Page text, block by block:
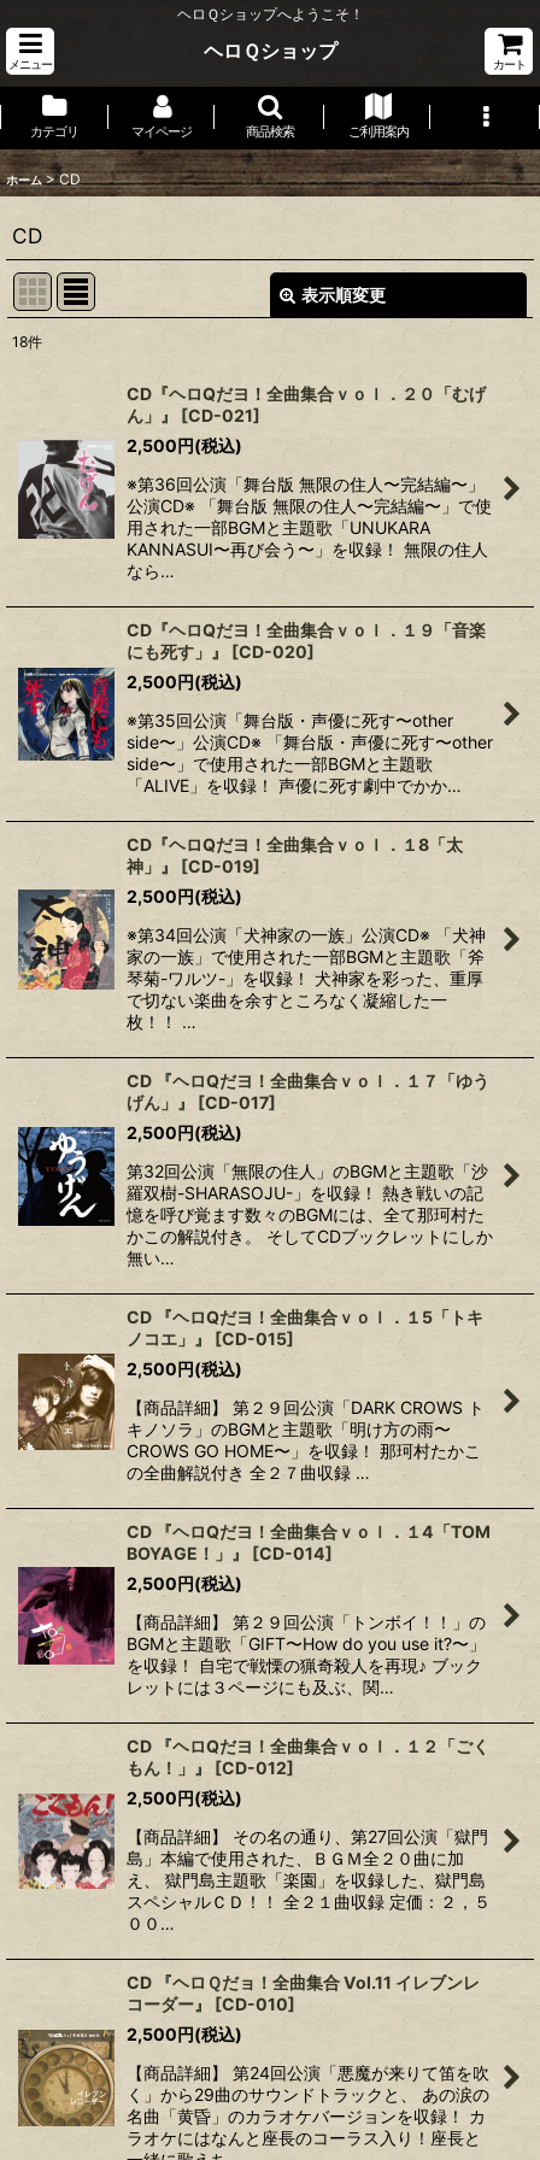
ヘロＱショップへようこそ！
メニュー
ヘロＱショップ
カート
カテゴリ マイページ 商品検索 ご利用案内
ホーム > CD
CD
表示順変更
絞り込む
18件
CD『ヘロQだヨ！全曲集合ｖｏｌ．２０「むげ
ん」』
[CD-021]
2,500円(税込)
※第36回公演「舞台版 無限の住人〜完結編〜」
公演CD※ 「舞台版 無限の住人〜完結編〜」で使
用された一部BGMと主題歌「UNUKARA
KANNASUI〜再び会う〜」を収録！ 無限の住人
なら…
CD『ヘロQだヨ！全曲集合ｖｏｌ．１９「音楽
にも死す」』
[CD-020]
2,500円(税込)
※第35回公演「舞台版・声優に死す〜other
side〜」公演CD※ 「舞台版・声優に死す〜other
side〜」で使用された一部BGMと主題歌
「ALIVE」を収録！ 声優に死す劇中でかか…
CD『ヘロQだヨ！全曲集合ｖｏｌ．１8「太
神」』
[CD-019]
2,500円(税込)
※第34回公演「犬神家の一族」公演CD※ 「犬神
家の一族」で使用された一部BGMと主題歌「斧
琴菊-ワルツ-」を収録！ 犬神家を彩った、重厚
で切ない楽曲を余すところなく凝縮した一
枚！！ …
CD 『ヘロQだヨ！全曲集合ｖｏｌ．１７「ゆう
げん」』
[CD-017]
2,500円(税込)
第32回公演「無限の住人」のBGMと主題歌「沙
羅双樹-SHARASOJU-」を収録！ 熱き戦いの記
憶を呼び覚ます数々のBGMには、全て那珂村た
かこの解説付き。 そしてCDブックレットにしか
無い…
CD 『ヘロQだヨ！全曲集合ｖｏｌ．１5「トキ
ノコエ」』
[CD-015]
2,500円(税込)
【商品詳細】 第２９回公演「DARK CROWS ト
キノソラ」のBGMと主題歌「明け方の雨〜
CROWS GO HOME〜」を収録！ 那珂村たかこ
の全曲解説付き 全２７曲収録 …
CD 『ヘロQだヨ！全曲集合ｖｏｌ．１4「TOM
BOYAGE！」』
[CD-014]
2,500円(税込)
【商品詳細】 第２９回公演「トンボイ！！」の
BGMと主題歌「GIFT〜How do you use it?〜」
を収録！ 自宅で戦慄の猟奇殺人を再現♪ ブック
レットには３ページにも及ぶ、関…
CD 『ヘロQだヨ！全曲集合ｖｏｌ．１２「ごく
もん！」』
[CD-012]
2,500円(税込)
【商品詳細】 その名の通り、第27回公演「獄門
島」本編で使用された、ＢＧＭ全２０曲に加
え、 獄門島主題歌「楽園」を収録した、獄門島
スペシャルＣＤ！！ 全２１曲収録 定価：２，５
００…
CD 『ヘロＱだョ！全曲集合 Vol.11 イレブンレ
コーダー』
[CD-010]
2,500円(税込)
【商品詳細】 第24回公演「悪魔が来りて笛を吹
く」から29曲のサウンドトラックと、 あの涙の
名曲「黄昏」のカラオケバージョンを収録！ カ
ラオケにはなんと座長のコーラス入り！座長と